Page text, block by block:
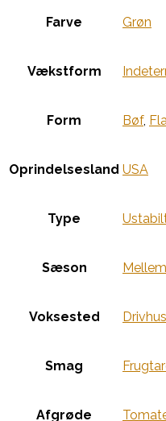
Farve Grøn
Vækstform
Form Bøf,
Oprindelsesland USA
Type
Sæson Mellem
Voksested Drivhus
Smag
Afgrøde